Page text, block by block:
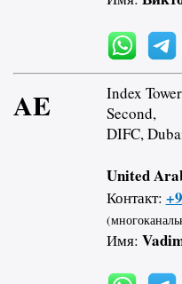
AE
Index
Second,
DIFC,
United
Контакт:
Имя: